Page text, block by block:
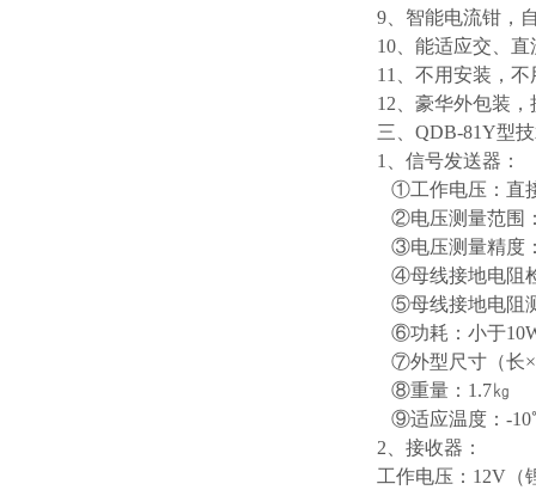
9、智能电流钳，
10、能适应交、
11、不用安装，
12、豪华外包装
三、QDB-81Y型
1、信号发送器：
①工作电压：直
②电压测量范围
③电压测量精度
④母线接地电阻
⑤母线接地电阻
⑥功耗：小于
⑦外型尺寸（长×
⑧重量：1.7㎏
⑨适应温度：-
2、接收器：
工作电压：12V（